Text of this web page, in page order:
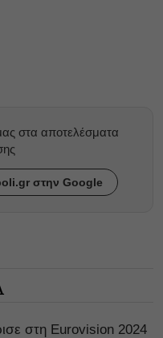
στα αποτελέσματα
στην Google
στη Eurovision 2024